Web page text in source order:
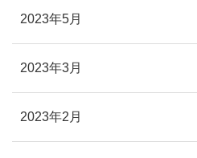
2023年5月
2023年3月
2023年2月